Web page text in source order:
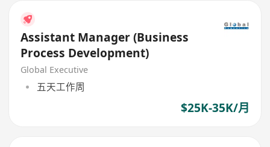
Assistant Manager (Business
Process Development)
Global Executive
五天工作周
$25K-35K/月